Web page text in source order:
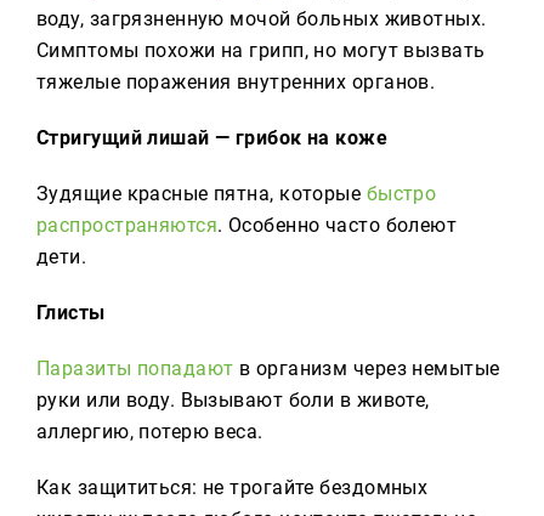
воду, загрязненную мочой больных животных.
Симптомы похожи на грипп, но могут вызвать
тяжелые поражения внутренних органов.
Стригущий лишай — грибок на коже
Зудящие красные пятна, которые быстро
распространяются. Особенно часто болеют
дети.
Глисты
Паразиты попадают в организм через немытые
руки или воду. Вызывают боли в животе,
аллергию, потерю веса.
Как защититься: не трогайте бездомных